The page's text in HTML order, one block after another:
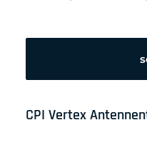
lassen
CPI Vertex